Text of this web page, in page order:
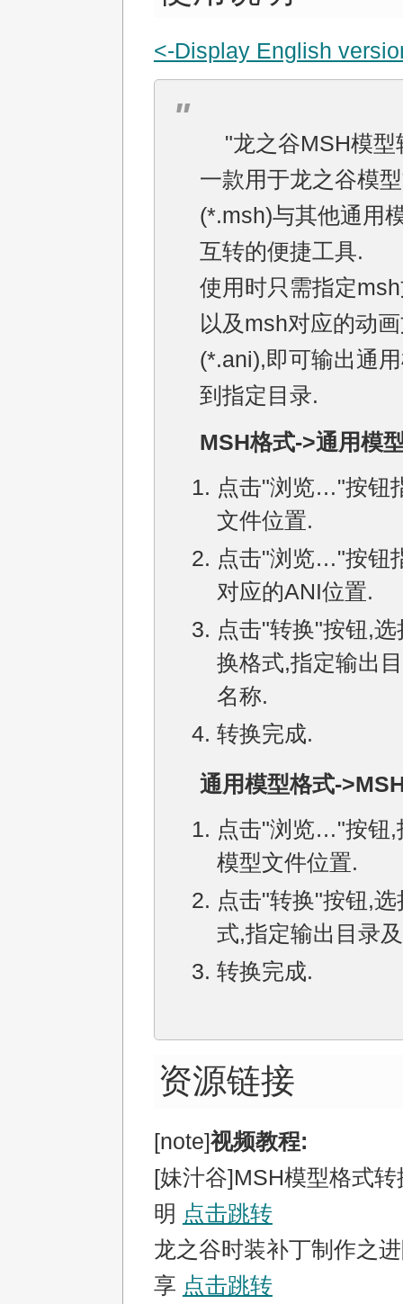
<-Display English
"龙之谷MSH模型
一款用于龙之谷模
(*.msh)与其他通用
互转的便捷工具.
使用时只需指定
以及msh对应的动
(*.ani),即可输出通
到指定目录.
MSH格式->通用模
点击"浏览…"按钮
文件位置.
点击"浏览…"按钮
对应的ANI位置.
点击"转换"按钮,
换格式,指定输出
名称.
转换完成.
通用模型格式-
点击"浏览…"按钮,
模型文件位置.
点击"转换"按钮,
式,指定输出目录
转换完成.
资源链接
[note]视频教程:
[妹汁谷]MSH模型格式
明 点击跳转
龙之谷时装补丁制作之
享 点击跳转